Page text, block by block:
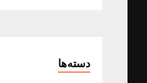
دسته‌ها